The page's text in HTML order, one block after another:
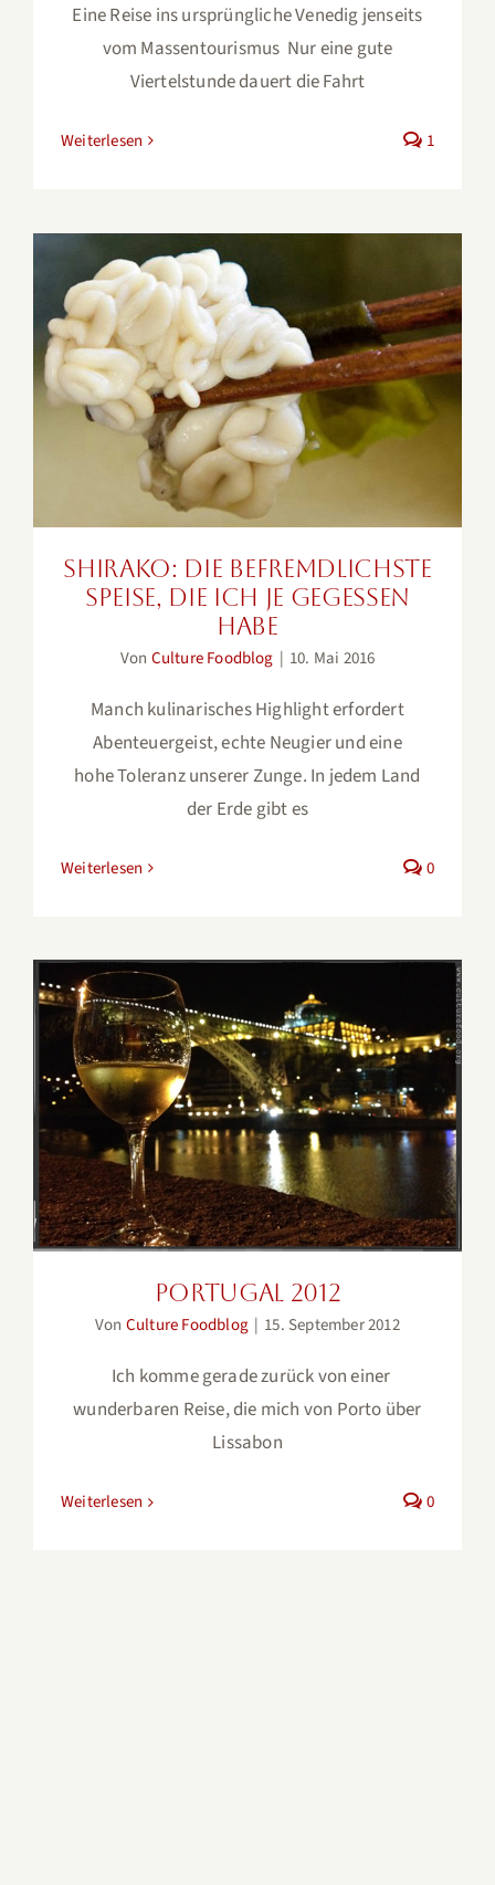
Eine Reise ins ursprüngliche Venedig jenseits
vom Massentourismus Nur eine gute
Viertelstunde dauert die Fahrt
Weiterlesen 1
Shirako: die befremdlichste
Speise, die ich je gegessen habe
Shirako: die befremdlichste
Speise, die ich je gegessen
habe
Von Culture Foodblog | 10. Mai 2016
Manch kulinarisches Highlight erfordert
Abenteuergeist, echte Neugier und eine
hohe Toleranz unserer Zunge. In jedem Land
der Erde gibt es
Weiterlesen 0
Portugal 2012
Portugal 2012
Von Culture Foodblog | 15. September 2012
Ich komme gerade zurück von einer
wunderbaren Reise, die mich von Porto über
Lissabon
Weiterlesen 0